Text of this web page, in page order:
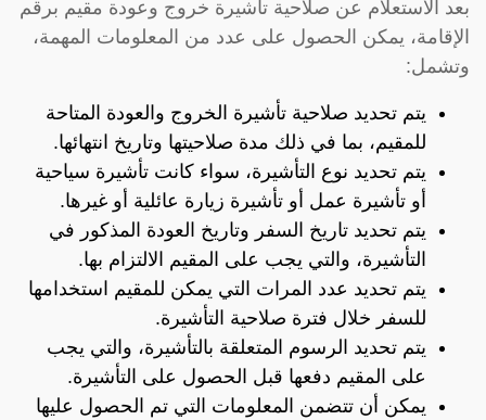
بعد الاستعلام عن صلاحية تأشيرة خروج وعودة مقيم برقم
الإقامة، يمكن الحصول على عدد من المعلومات المهمة،
وتشمل:
يتم تحديد صلاحية تأشيرة الخروج والعودة المتاحة
للمقيم، بما في ذلك مدة صلاحيتها وتاريخ انتهائها.
يتم تحديد نوع التأشيرة، سواء كانت تأشيرة سياحية
أو تأشيرة عمل أو تأشيرة زيارة عائلية أو غيرها.
يتم تحديد تاريخ السفر وتاريخ العودة المذكور في
التأشيرة، والتي يجب على المقيم الالتزام بها.
يتم تحديد عدد المرات التي يمكن للمقيم استخدامها
للسفر خلال فترة صلاحية التأشيرة.
يتم تحديد الرسوم المتعلقة بالتأشيرة، والتي يجب
على المقيم دفعها قبل الحصول على التأشيرة.
يمكن أن تتضمن المعلومات التي تم الحصول عليها